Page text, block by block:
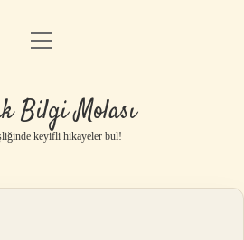
Anasayfa
Yasal Uyarı
menüyü
Bilgi Molası
keyifli hikayeler bul!